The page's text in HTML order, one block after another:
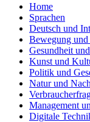
Home
Sprachen
Deutsch und
Bewegung
Gesundheit
Kunst und
Politik und
Natur und
Management
Digitale